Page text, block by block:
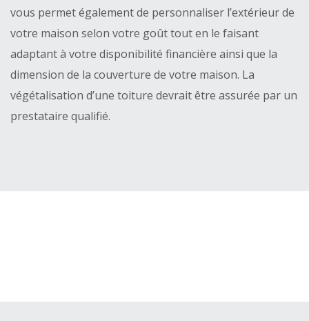
vous permet également de personnaliser l’extérieur de
votre maison selon votre goût tout en le faisant
adaptant à votre disponibilité financière ainsi que la
dimension de la couverture de votre maison. La
végétalisation d’une toiture devrait être assurée par un
prestataire qualifié.